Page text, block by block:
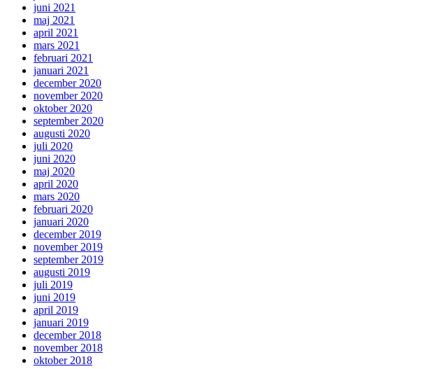
juni 2021
maj 2021
april 2021
mars 2021
februari 2021
januari 2021
december 2020
november 2020
oktober 2020
september 2020
augusti 2020
juli 2020
juni 2020
maj 2020
april 2020
mars 2020
februari 2020
januari 2020
december 2019
november 2019
september 2019
augusti 2019
juli 2019
juni 2019
april 2019
januari 2019
december 2018
november 2018
oktober 2018